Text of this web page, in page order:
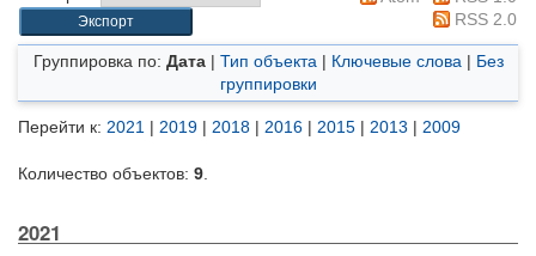
RSS 2.0
Группировка по: Дата| Тип объекта | Ключевые слова | Без
группировки
Перейти к: 2021 | 2019 | 2018 | 2016 | 2015 | 2013 | 2009
Количество объектов: 9
2021